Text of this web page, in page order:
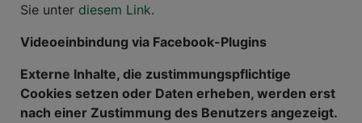
Sie unter diesem Link.
Videoeinbindung via Facebook-Plugins
Externe Inhalte, die zustimmungspflichtige
Cookies setzen oder Daten erheben, werden erst
nach einer Zustimmung des Benutzers angezeigt.